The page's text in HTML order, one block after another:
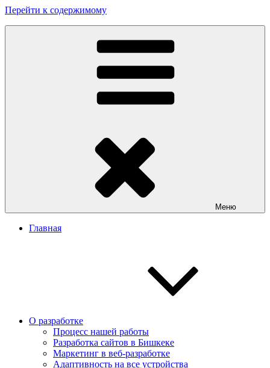
Перейти к содержимому
Заказать сайт в Бишкеке
Разработка сайтов в Бишкеке. Сайт Бишкек, сайт Кыргызстан.
Sait.kg. Доступные цены на качественные сайты в Бишкеке
Меню
Главная
О разработке
Процесс нашей работы
Разработка сайтов в Бишкеке
Маркетинг в веб-разработке
Адаптивность на все устройства